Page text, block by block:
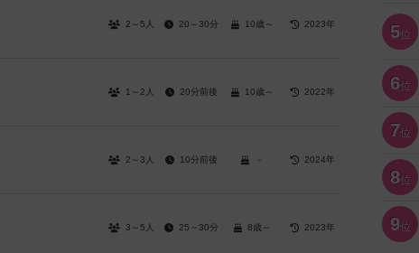
2～5人 20～30分 10歳～ 2023年
1～2人 20分前後 10歳～ 2022年
2～3人 10分前後 － 2024年
3～5人 25～30分 8歳～ 2023年
5位
6位
7位
8位
9位